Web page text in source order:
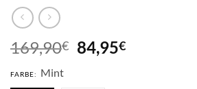
169,90€ Ursprünglicher
Preis
84,95€Aktueller
FARBE: Mint